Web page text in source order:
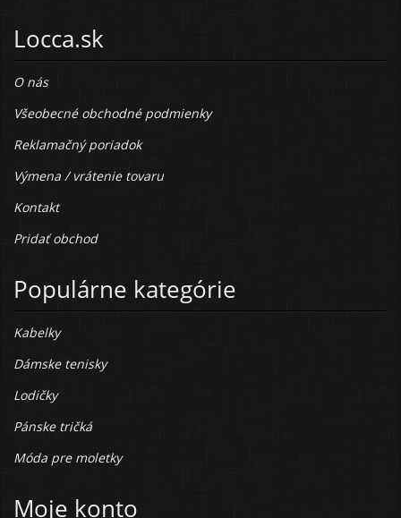
Locca.sk
O nás
Všeobecné obchodné podmienky
Reklamačný poriadok
Výmena / vrátenie tovaru
Kontakt
Pridať obchod
Populárne kategórie
Kabelky
Dámske tenisky
Lodičky
Pánske tričká
Móda pre moletky
Moje konto